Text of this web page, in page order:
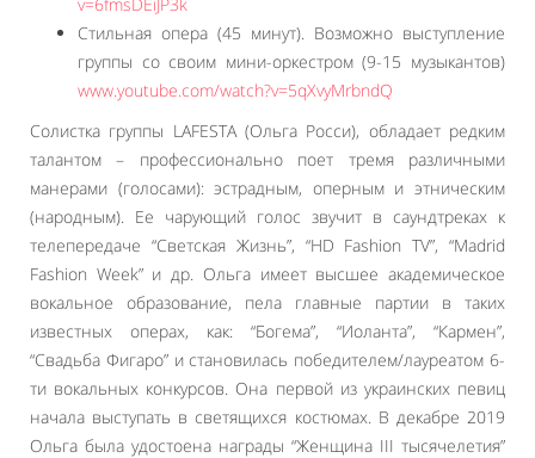
Стильная опера (45 минут). Возможно выступление
группы со своим мини-оркестром (9-15 музыкантов)
www.youtube.com/watch?v=5qXvyMrbndQ
Солистка группы LAFESTA (Ольга Росси), обладает редким
талантом – профессионально поет тремя различными
манерами (голосами): эстрадным, оперным и этническим
(народным). Ее чарующий голос звучит в саундтреках к
телепередаче “Светская Жизнь”, “HD Fashion TV”, “Madrid
Fashion Week” и др. Ольга имеет высшее академическое
вокальное образование, пела главные партии в таких
известных операх, как: “Богема”, “Иоланта”, “Кармен”,
“Свадьба Фигаро” и становилась победителем/лауреатом 6-
ти вокальных конкурсов. Она первой из украинских певиц
начала выступать в светящихся костюмах. В декабре 2019
Ольга была удостоена награды “Женщина III тысячелетия”